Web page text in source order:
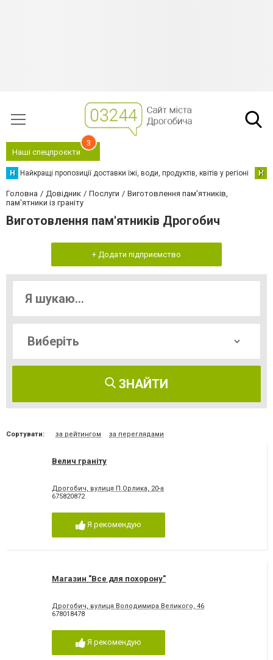
Наші спецпроєкти
3
Н Найкращі пропозиції доставки їжі, води, продуктів, квітів у регіоні Н
Головна Довідник Послуги
Виготовлення пам'ятників,
пам'ятники із граніту
Виготовлення пам'ятників Дрогобич
+ Додати підприємство
ЗНАЙТИ
Сортувати: за рейтингом за переглядами
Велич граніту
Дрогобич, вулиця П.Орлика, 20-а
675820872
Я рекомендую
Магазин "Все для похорону"
Дрогобич, вулиця Володимира Великого, 46
678018478
Я рекомендую